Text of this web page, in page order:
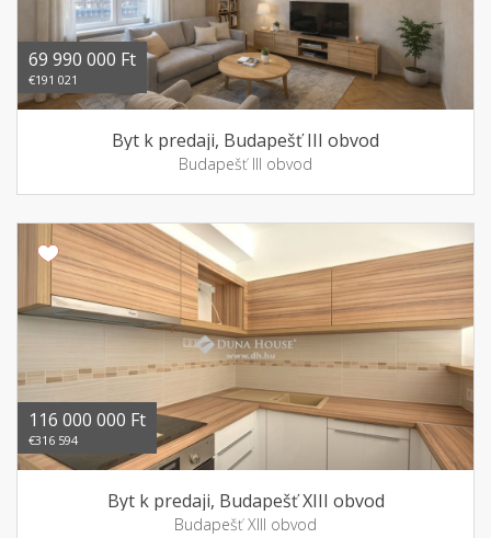
69 990 000 Ft
€191 021
Byt k predaji, Budapešť III obvod
Budapešť III obvod
116 000 000 Ft
€316 594
Byt k predaji, Budapešť XIII obvod
Budapešť XIII obvod